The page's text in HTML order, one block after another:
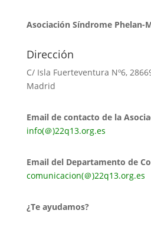
Asociación Síndrome Phelan-
Dirección
C/ Isla Fuerteventura Nº6,
Madrid
Email de contacto de la
info(＠)22q13.org.es
Email del Departamento de
comunicacion(＠)22q13.org.es
¿Te ayudamos?